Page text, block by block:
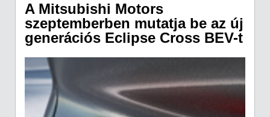
A Mitsubishi Motors
szeptemberben mutatja be az új
generációs Eclipse Cross BEV-t